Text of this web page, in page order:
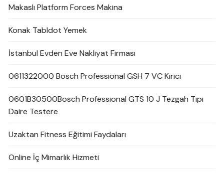
Makaslı Platform Forces Makina
Konak Tabldot Yemek
İstanbul Evden Eve Nakliyat Firması
0611322000 Bosch Professional GSH 7 VC Kırıcı
0601B30500Bosch Professional GTS 10 J Tezgah Tipi
Daire Testere
Uzaktan Fitness Eğitimi Faydaları
Online İç Mimarlık Hizmeti